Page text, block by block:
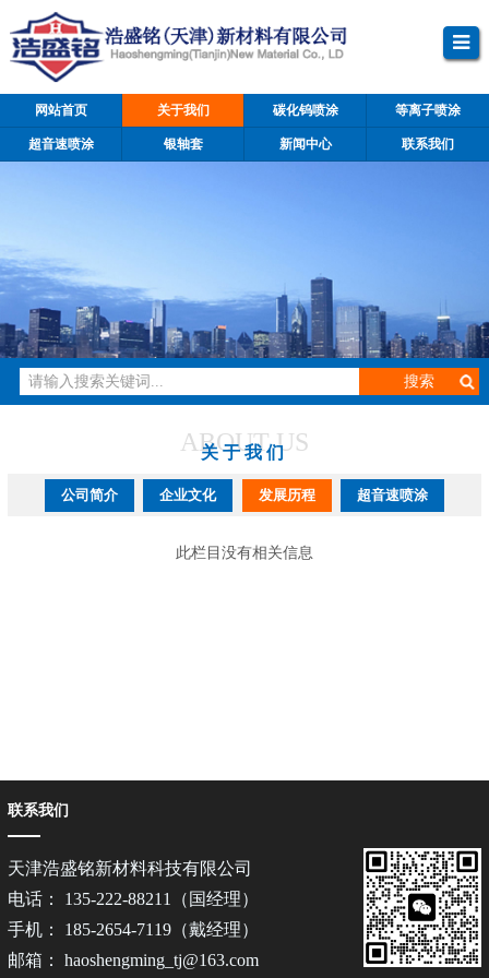
网站首页 关于我们 碳化钨喷涂 等离子喷涂
超音速喷涂 银轴套 新闻中心 联系我们
ABOUT US
关于我们
公司简介 企业文化 发展历程 超音速喷涂
此栏目没有相关信息
联系我们
天津浩盛铭新材料科技有限公司
电话： 135-222-88211（国经理）
手机： 185-2654-7119（戴经理）
邮箱： haoshengming_tj@163.com